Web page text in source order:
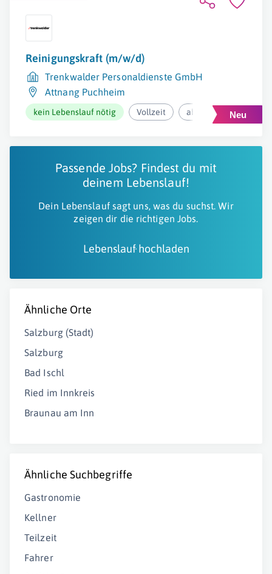
Reinigungskraft (m/w/d)
Trenkwalder Personaldienste GmbH
Attnang Puchheim
kein Lebenslauf nötig Vollzeit ab 2.000€ pro Monat
Passende Jobs? Findest du mit
deinem Lebenslauf!
Dein Lebenslauf sagt uns, was du suchst. Wir
zeigen dir die richtigen Jobs.
Lebenslauf hochladen
Ähnliche Orte
Salzburg (Stadt)
Salzburg
Bad Ischl
Ried im Innkreis
Braunau am Inn
Ähnliche Suchbegriffe
Gastronomie
Kellner
Teilzeit
Fahrer